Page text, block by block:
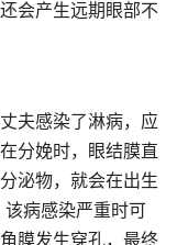
会产生远期眼部不
夫感染了淋病，应
分娩时，眼结膜直
泌物，就会在出生
该病感染严重时可
膜发生穿孔，最终